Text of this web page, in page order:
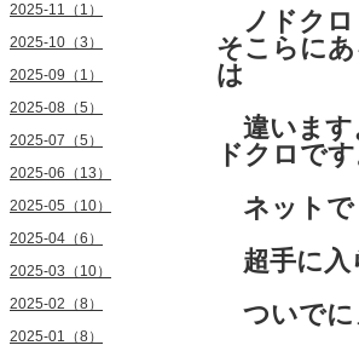
ノドクロ
そこらに
は
違います
ドクロで
ネットで
超手に入
ついでに
2025-11（1）
2025-10（3）
2025-09（1）
2025-08（5）
2025-07（5）
2025-06（13）
2025-05（10）
2025-04（6）
2025-03（10）
2025-02（8）
2025-01（8）